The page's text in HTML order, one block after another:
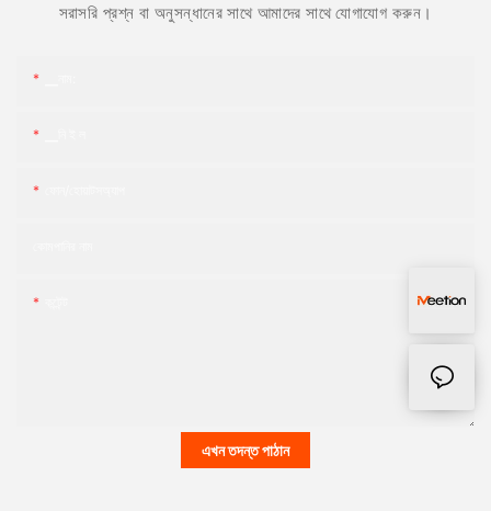
সরাসরি প্রশ্ন বা অনুসন্ধানের সাথে আমাদের সাথে যোগাযোগ করুন।
এখন তদন্ত পাঠান